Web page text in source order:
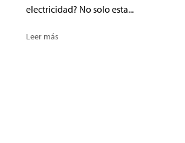
electricidad? No solo esta...
Leer más